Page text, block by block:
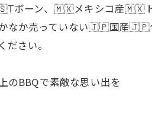
ーン、🇲🇽メキシコ産🇲🇽トマ
なか売っていない🇯🇵国産🇯🇵
さい。
のBBQで素敵な思い出を